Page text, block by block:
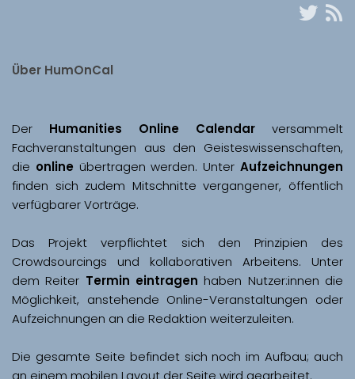
Über HumOnCal
Der Humanities Online Calendar versammelt
Fachveranstaltungen aus den Geisteswissenschaften,
die online übertragen werden. Unter Aufzeichnungen
finden sich zudem Mitschnitte vergangener, öffentlich
Das Projekt verpflichtet sich den Prinzipien des
Crowdsourcings und kollaborativen Arbeitens. Unter
dem Reiter Termin eintragen haben Nutzer:innen die
Möglichkeit, anstehende Online-Veranstaltungen oder
Aufzeichnungen an die Redaktion weiterzuleiten.
Die gesamte Seite befindet sich noch im Aufbau; auch